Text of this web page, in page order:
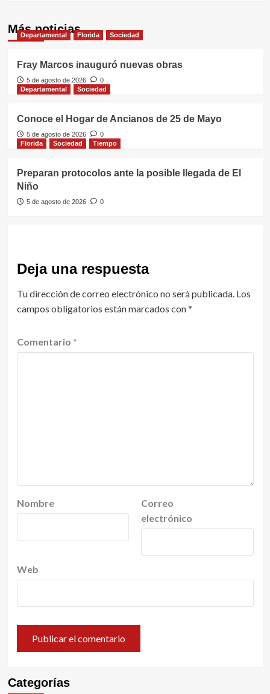
Más noticias
Departamental Florida Sociedad
Fray Marcos inauguró nuevas obras
5 de agosto de 2026
0
Departamental
Sociedad
Conoce el Hogar de Ancianos de 25 de Mayo
5 de agosto de 2026
0
Florida
Sociedad Tiempo
Preparan protocolos ante la posible llegada de El
Niño
5 de agosto de 2026 0
Deja una respuesta
Tu dirección de correo electrónico no será publicada. Los
campos obligatorios están marcados con*
Comentario *
Nombre
Correo
electrónico
Web
Categorías